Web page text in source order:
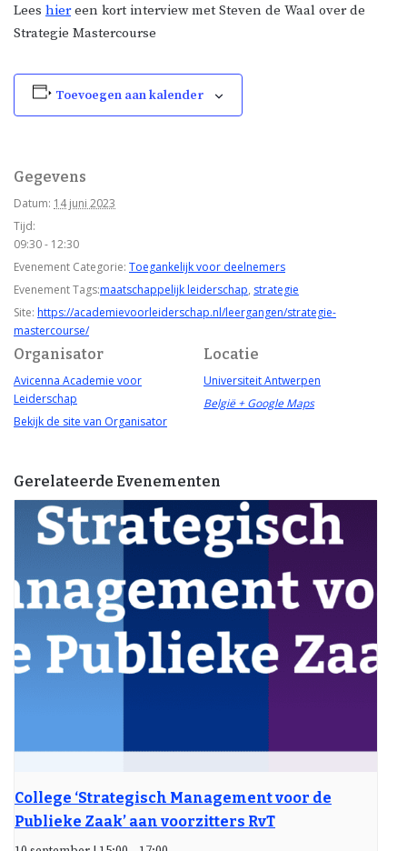
Lees hiereen kort interview met Steven de Waal over de
Strategie Mastercourse
Toevoegen aan kalender
Gegevens
Datum: 14 juni 2023
Tijd:
09:30 - 12:30
Evenement Categorie: Toegankelijk voor deelnemers
Evenement Tags:maatschappelijk leiderschap, strategie
Site: https://academievoorleiderschap.nl/leergangen/strategie-
mastercourse/
Locatie
Universiteit Antwerpen
België + Google Maps
Organisator
Avicenna Academie voor
Leiderschap
Bekijk de site van Organisator
Gerelateerde Evenementen
College ‘Strategisch Management voor de
Publieke Zaak’ aan voorzitters RvT